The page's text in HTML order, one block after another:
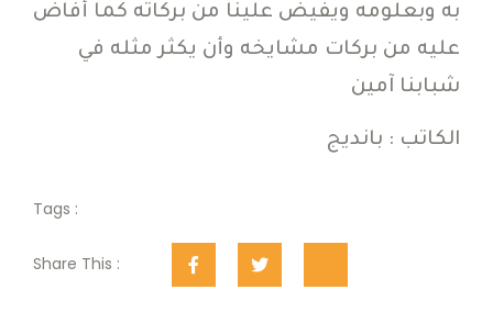
به وبعلومه ويفيض علينا من بركاته كما أفاض
عليه من بركات مشايخه وأن يكثر مثله في
شبابنا آمين
الكاتب : بانديج
Tags :
Share This :